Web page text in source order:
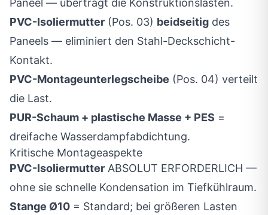
Paneel — überträgt die Konstruktionslasten.
PVC-Isoliermutter (Pos. 03) beidseitig des
Paneels — eliminiert den Stahl-Deckschicht-
Kontakt.
PVC-Montageunterlegscheibe (Pos. 04) verteilt
die Last.
PUR-Schaum + plastische Masse + PES =
dreifache Wasserdampfabdichtung.
Kritische Montageaspekte
PVC-Isoliermutter ABSOLUT ERFORDERLICH —
ohne sie schnelle Kondensation im Tiefkühlraum.
Stange Ø10 = Standard; bei größeren Lasten